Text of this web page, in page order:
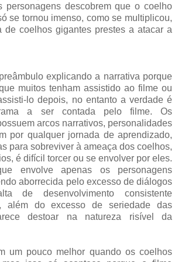
personagens descobrem que o coelho
se tornou imenso, como se multiplicou,
de coelhos gigantes prestes a atacar a
explicando a narrativa porque
muitos tenham assistido ao filme ou
lo depois, no entanto a verdade é
a ser contada pelo filme. Os
arcos narrativos, personalidades
por qualquer jornada de aprendizado,
para sobreviver à ameaça dos coelhos,
é difícil torcer ou se envolver por eles.
envolve apenas os personagens
aborrecida pelo excesso de diálogos
de desenvolvimento consistente
além do excesso de seriedade das
destoar na natureza risível da
um pouco melhor quando os coelhos